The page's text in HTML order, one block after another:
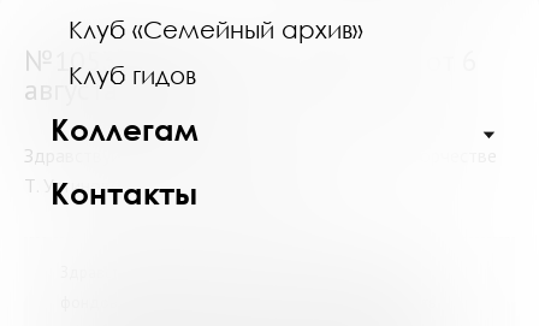
Клуб «Семейный архив»
Клуб гидов
Коллегам
Контакты
№10530 (Мурманская область) от 6
августа 2018
Здравствуйте. Помогите найти литературу о творчестве
Т. Устиновой. Спасибо за помощь.